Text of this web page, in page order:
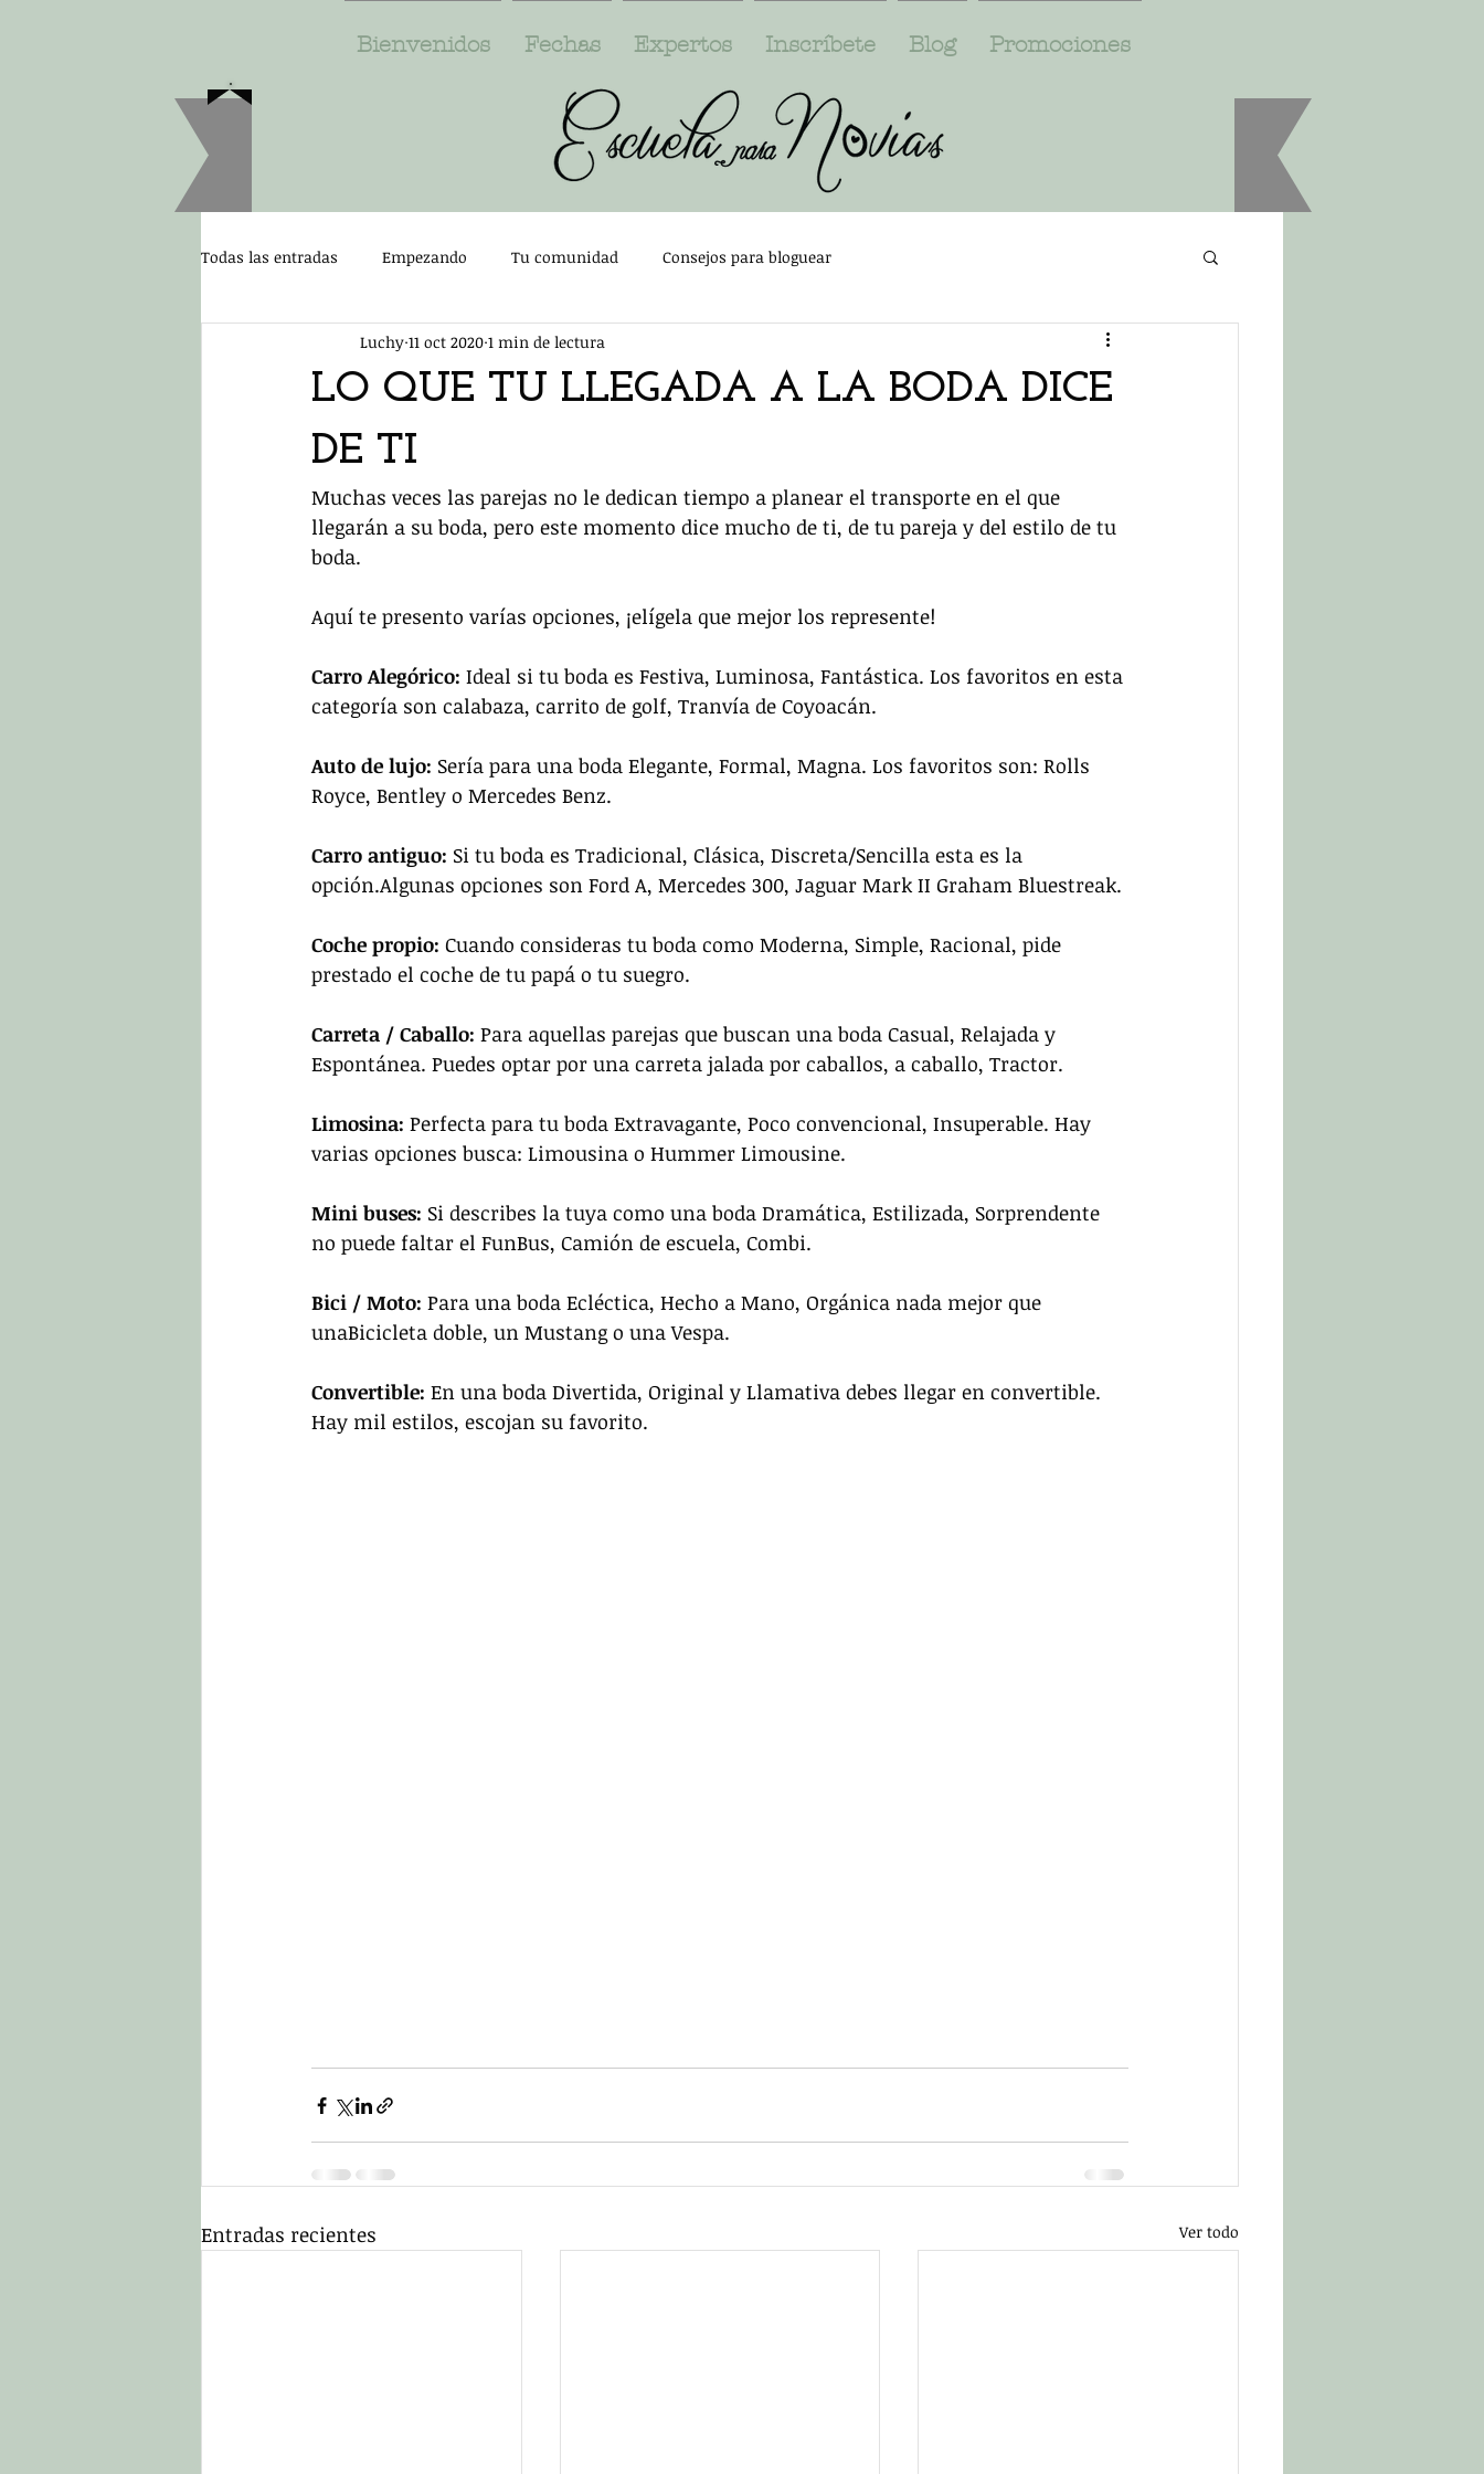
Bienvenidos Fechas Expertos Inscríbete Blog Promociones
Todas las entradas Empezando Tu comunidad Consejos para bloguear
LO QUE TU LLEGADA A LA BODA DICE
DE TI
Luchy 11 oct 2020 1 min de lectura
Muchas veces las parejas no le dedican tiempo a planear el transporte en el que
llegarán a su boda, pero este momento dice mucho de ti, de tu pareja y del estilo de tu
boda.
Aquí te presento varías opciones, ¡elígela que mejor los represente!
Carro Alegórico: Ideal si tu boda es Festiva, Luminosa, Fantástica. Los favoritos en esta
categoría son calabaza, carrito de golf, Tranvía de Coyoacán.
Auto de lujo: Sería para una boda Elegante, Formal, Magna. Los favoritos son: Rolls
Royce, Bentley o Mercedes Benz.
Carro antiguo: Si tu boda es Tradicional, Clásica, Discreta/Sencilla esta es la
opción.Algunas opciones son Ford A, Mercedes 300, Jaguar Mark II Graham Bluestreak.
Coche propio: Cuando consideras tu boda como Moderna, Simple, Racional, pide
prestado el coche de tu papá o tu suegro.
Carreta / Caballo: Para aquellas parejas que buscan una boda Casual, Relajada y
Espontánea. Puedes optar por una carreta jalada por caballos, a caballo, Tractor.
Limosina: Perfecta para tu boda Extravagante, Poco convencional, Insuperable. Hay
varias opciones busca: Limousina o Hummer Limousine.
Mini buses: Si describes la tuya como una boda Dramática, Estilizada, Sorprendente
no puede faltar el FunBus, Camión de escuela, Combi.
Bici / Moto: Para una boda Ecléctica, Hecho a Mano, Orgánica nada mejor que
unaBicicleta doble, un Mustang o una Vespa.
Convertible: En una boda Divertida, Original y Llamativa debes llegar en convertible.
Hay mil estilos, escojan su favorito.
Entradas recientes Ver todo